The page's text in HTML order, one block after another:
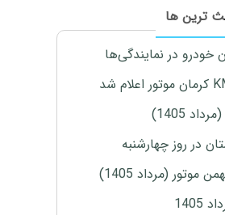
ترین ها
(مرداد 1405)